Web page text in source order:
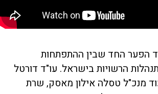
הפער החד שבין ההתפתחות
הרשויות בישראל. עו"ד דורטל
מנכ"ל טסלה אילון מאסק, שרת